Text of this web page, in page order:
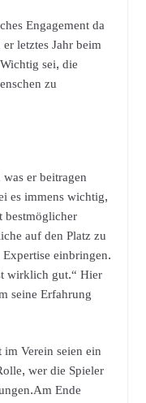
Engagement da
letztes Jahr beim
sei, die
zu
er beitragen
es immens wichtig,
bestmöglicher
auf den Platz zu
einbringen.
wirklich gut.“ Hier
seine Erfahrung
Verein seien ein
wer die Spieler
Ende